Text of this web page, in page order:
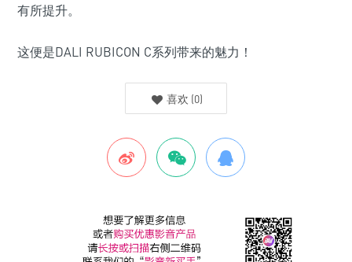
有所提升。
这便是DALI RUBICON C系列带来的魅力！
喜欢 (0)